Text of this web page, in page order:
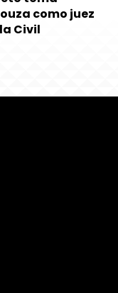
como juez
Civil